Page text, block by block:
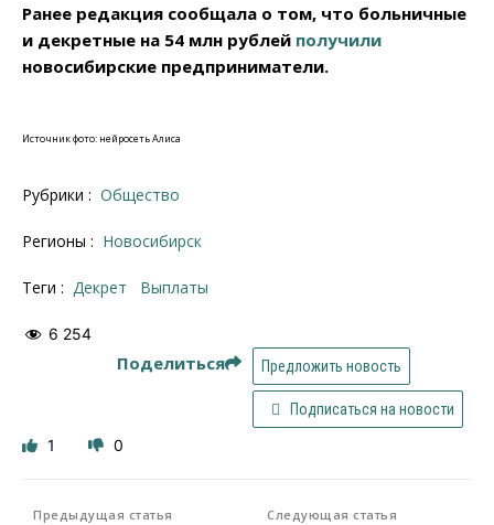
Ранее редакция сообщала о том, что больничные
и декретные на 54 млн рублей получили
новосибирские предприниматели.
Источник фото: нейросеть Алиса
Рубрики : Общество
Регионы : Новосибирск
Теги : декрет выплаты
6 254
Поделиться Предложить новость
Подписаться на новости
1 0
Предыдущая статья Следующая статья